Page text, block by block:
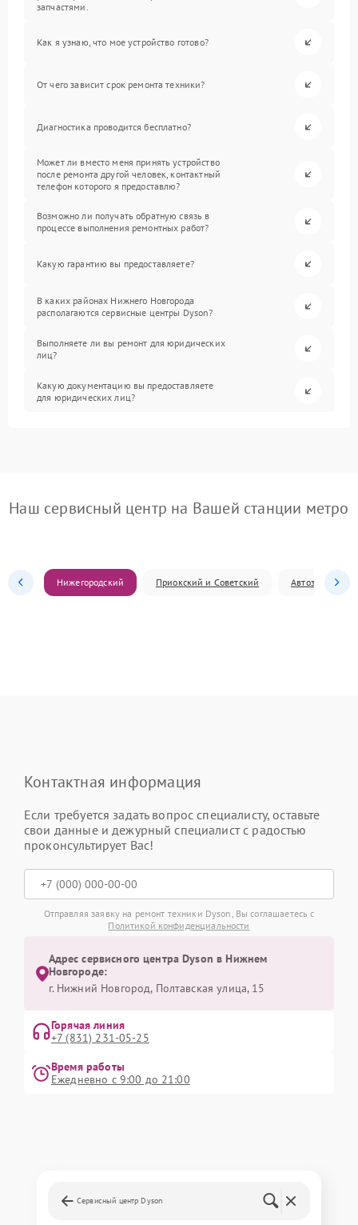
запчастями.
Как я узнаю, что мое устройство готово?
От чего зависит срок ремонта техники?
Диагностика проводится бесплатно?
Может ли вместо меня принять устройство
после ремонта другой человек, контактный
телефон которого я предоставлю?
Возможно ли получать обратную связь в
процессе выполнения ремонтных работ?
Какую гарантию вы предоставляете?
В каких районах Нижнего Новгорода
располагаются сервисные центры Dyson?
Выполняете ли вы ремонт для юридических
лиц?
Какую документацию вы предоставляете
для юридических лиц?
Наш сервисный центр на Вашей станции метро
Нижегородский Приокский и Советский Автозаводский
Контактная информация
Если требуется задать вопрос специалисту, оставьте
свои данные и дежурный специалист с радостью
проконсультирует Вас!
Отправляя заявку на ремонт техники Dyson, Вы соглашаетесь с
Политикой конфиденциальности
Адрес сервисного центра Dyson в Нижнем
Новгороде:
г. Нижний Новгород, Полтавская улица, 15
Горячая линия
+7 (831) 231-05-25
Время работы
Ежедневно с 9:00 до 21:00
Сервисный центр Dyson